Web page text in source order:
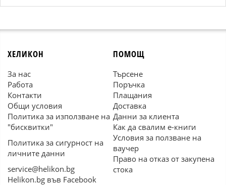
ХЕЛИКОН
За нас
Работа
Контакти
Общи условия
Политика за използване на
"бисквитки"
Политика за сигурност на
личните данни
service@helikon.bg
Helikon.bg във Facebook
ПОМОЩ
Търсене
Поръчка
Плащания
Доставка
Данни за клиента
Как да свалим е-книги
Условия за ползване на
ваучер
Право на отказ от закупена
стока